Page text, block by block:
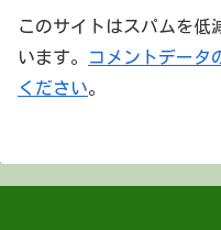
このサイトはスパムを
います。
コメントデータ
ください。